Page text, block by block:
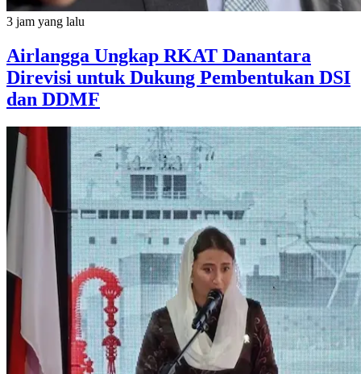
3 jam yang lalu
Airlangga Ungkap RKAT Danantara
Direvisi untuk Dukung Pembentukan DSI
dan DDMF